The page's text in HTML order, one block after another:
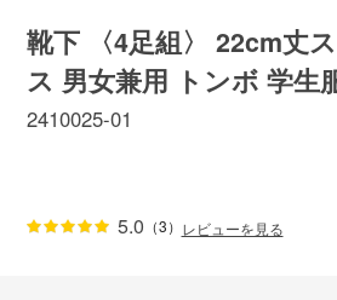
靴下 〈4足組〉 22cm丈
ス 男女兼用 トンボ 学生
2410025-01
5.0 （3） レビューを見る